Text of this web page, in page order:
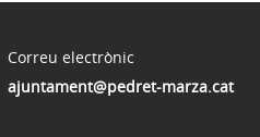
Correu electrònic
ajuntament@pedret-marza.cat